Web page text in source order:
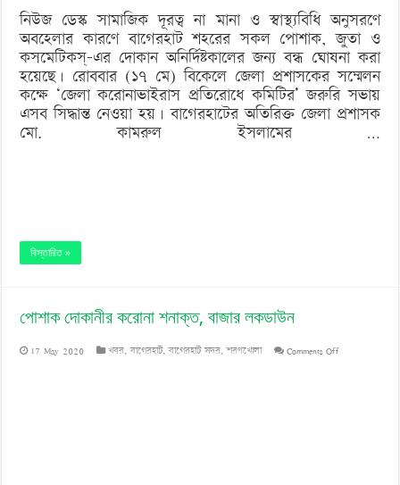
নিউজ ডেস্ক সামাজিক দূরত্ব না মানা ও স্বাস্থ্যবিধি অনুসরণে
অবহেলার কারণে বাগেরহাট শহরের সকল পোশাক, জুতা ও
কসমেটিকস্-এর দোকান অনির্দিষ্টকালের জন্য বন্ধ ঘোষনা করা
হয়েছে। রোববার (১৭ মে) বিকেলে জেলা প্রশাসকের সম্মেলন
কক্ষে ‘জেলা করোনাভাইরাস প্রতিরোধে কমিটির’ জরুরি সভায়
এসব সিদ্ধান্ত নেওয়া হয়। বাগেরহাটের অতিরিক্ত জেলা প্রশাসক
মো. কামরুল ইসলামের …
বিস্তারিত »
পোশাক দোকানীর করোনা শনাক্ত, বাজার লকডাউন
17 May 2020 খবর,বাগেরহাট,বাগেরহাট সদর,শরণখোলা Comments Offon